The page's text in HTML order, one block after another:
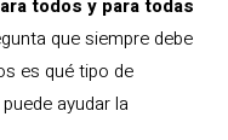
todos y para todas
que siempre debe
es qué tipo de
ayudar la